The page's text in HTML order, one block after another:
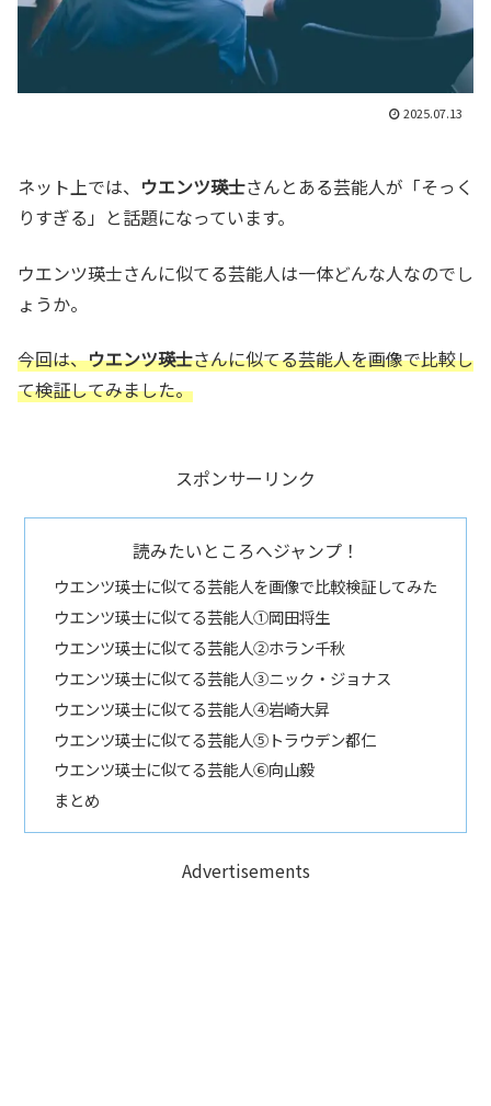
2025.07.13
ネット上では、 ウエンツ瑛士さんとある芸能人が「そっく
りすぎる」と話題になっています。
ウエンツ瑛士さんに似てる芸能人は一体どんな人なのでし
ょうか。
今回は、ウエンツ瑛士さんに似てる芸能人を画像で比較し
て検証してみました。
スポンサーリンク
読みたいところへジャンプ！
ウエンツ瑛士に似てる芸能人を画像で比較検証してみた
ウエンツ瑛士に似てる芸能人①岡田将生
ウエンツ瑛士に似てる芸能人②ホラン千秋
ウエンツ瑛士に似てる芸能人③ニック・ジョナス
ウエンツ瑛士に似てる芸能人④岩崎大昇
ウエンツ瑛士に似てる芸能人⑤トラウデン都仁
ウエンツ瑛士に似てる芸能人⑥向山毅
まとめ
Advertisements